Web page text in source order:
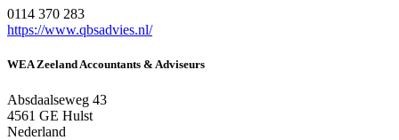
0114 370 283
https://www.qbsadvies.nl/
WEA Zeeland Accountants & Adviseurs
Absdaalseweg 43
4561 GE Hulst
Nederland